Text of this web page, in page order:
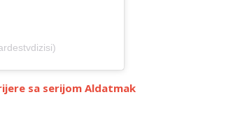
sa serijom Aldatmak